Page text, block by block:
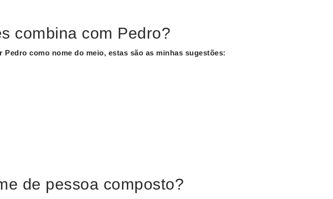
combina com Pedro?
Pedro como nome do meio, estas são as minhas sugestões:
de pessoa composto?